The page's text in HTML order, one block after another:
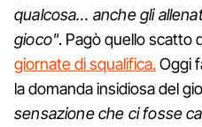
qualcosa… anche gli
gioco". Pagò quello scatto
giornate di squalifica.Oggi
la domanda insidiosa del
sensazione che ci fosse